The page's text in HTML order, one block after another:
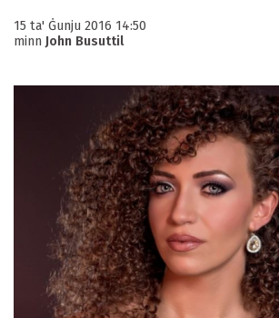
15 ta' Ġunju 2016 14:50
minn John Busuttil